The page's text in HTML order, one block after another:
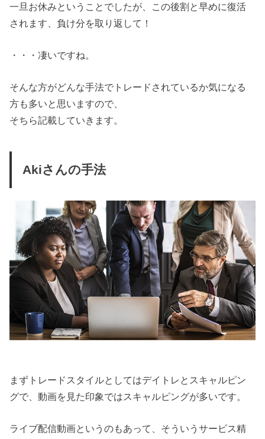
一旦お休みということでしたが、この後割と早めに復活
されます、負け分を取り返して！
・・・凄いですね。
そんな方がどんな手法でトレードされているか気になる
方も多いと思いますので、
そちら記載していきます。
Akiさんの手法
まずトレードスタイルとしてはデイトレとスキャルピン
グで、動画を見た印象ではスキャルピングが多いです。
ライブ配信動画というのもあって、そういうサービス精